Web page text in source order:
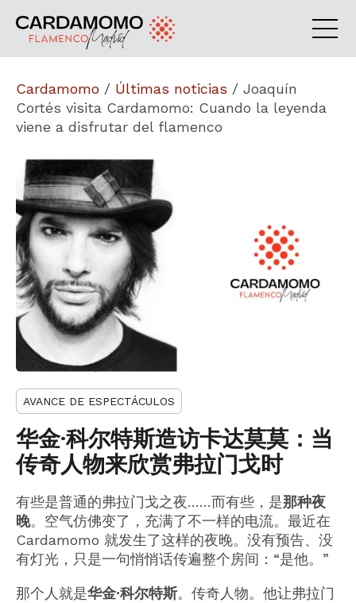
Cardamomo / Últimas noticias / Joaquín
Cortés visita Cardamomo: Cuando la leyenda
viene a disfrutar del flamenco
AVANCE DE ESPECTÁCULOS
华金·科尔特斯造访卡达莫莫：当
传奇人物来欣赏弗拉门戈时
有些是普通的弗拉门戈之夜……而有些，是那种夜
晚。空气仿佛变了，充满了不一样的电流。最近在
Cardamomo 就发生了这样的夜晚。没有预告、没
有灯光，只是一句悄悄话传遍整个房间：“是他。”
那个人就是华金·科尔特斯。传奇人物。他让弗拉门